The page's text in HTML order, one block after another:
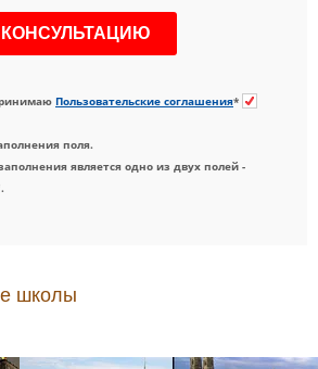
Пользовательские соглашения*
поля.
является одно из двух полей -
школы